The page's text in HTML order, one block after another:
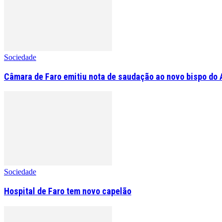
Sociedade
Câmara de Faro emitiu nota de saudação ao novo bispo do
Sociedade
Hospital de Faro tem novo capelão